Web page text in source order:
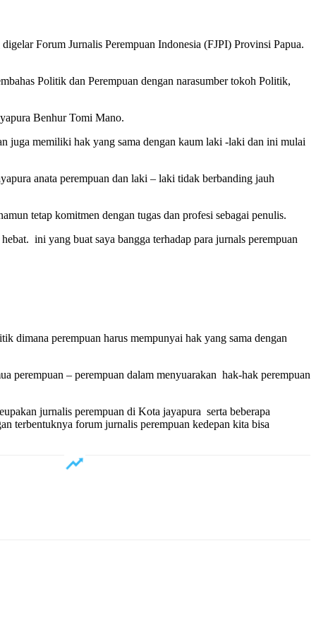
Forum Jurnalis Perempuan Indonesia (FJPI) Provinsi Papua.
Politik dan Perempuan dengan narasumber tokoh Politik,
Benhur Tomi Mano.
juga memiliki hak yang sama dengan kaum laki -laki dan ini mulai
anata perempuan dan laki – laki tidak berbanding jauh
tetap komitmen dengan tugas dan profesi sebagai penulis.
ini yang buat saya bangga terhadap para jurnals perempuan
dimana perempuan harus mempunyai hak yang sama dengan
perempuan – perempuan dalam menyuarakan hak-hak perempuan
jurnalis perempuan di Kota jayapura serta beberapa
terbentuknya forum jurnalis perempuan kedepan kita bisa